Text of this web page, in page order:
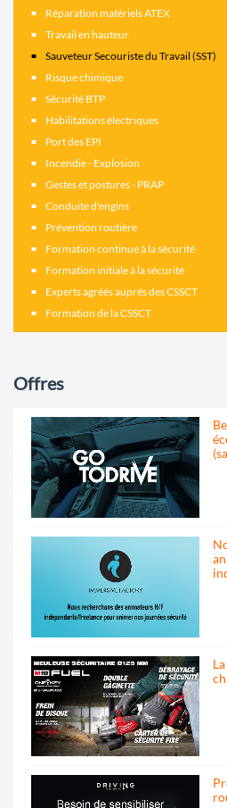
Réparation matériels ATEX
Travail en hauteur
Sauveteur Secouriste du Travail (SST)
Risque chimique
Sécurité BTP
Habilitations électriques
Port des EPI
Incendie - Explosion
Gestes et postures - PRAP
Conduite d'engins
Prévention routière
Formation continue à la sécurité
Formation initiale à la sécurité
Experts agréés auprés des CSSCT
Formation de la CSSCT
Offres